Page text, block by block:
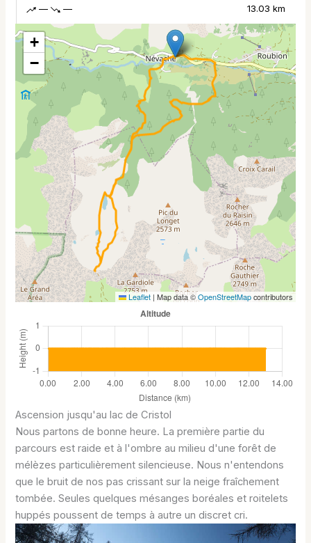
— — 13.03 km
+
−
Leaflet | Map data ©OpenStreetMapcontributors
Ascension jusqu'au lac de Cristol
Nous partons de bonne heure. La première partie du
parcours est raide et à l'ombre au milieu d'une forêt de
mélèzes particulièrement silencieuse. Nous n'entendons
que le bruit de nos pas crissant sur la neige fraîchement
tombée. Seules quelques mésanges boréales et roitelets
huppés poussent de temps à autre un discret cri.